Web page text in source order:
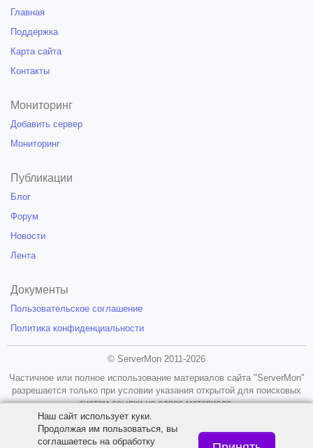
Главная
Поддержка
Карта сайта
Контакты
Мониторинг
Добавить сервер
Мониторинг
Публикации
Блог
Форум
Новости
Лента
Документы
Пользовательское соглашение
Политика конфиденциальности
© ServerMon 2011-2026
Частичное или полное использование материалов сайта "ServerMon"
разрешается только при условии указания открытой для поисковых
систем ссылки на адрес материала.
18+
Наш сайт использует куки.
Продолжая им пользоваться, вы
соглашаетесь на обработку